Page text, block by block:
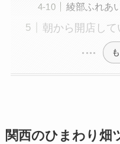
綾部ふれあ
朝から開店し
関西のひまわり畑